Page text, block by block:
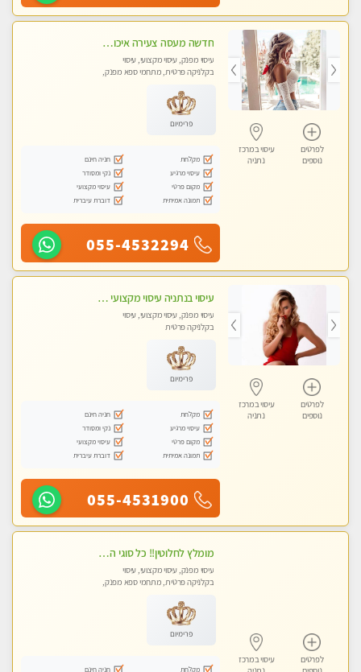
לפרטים
נוספים
עיסוי במרכז
נתניה
חדשה מעסה צעירה איכותית וקלאסית מזמינה אותך לעיסוי נעים מפנק ומרגיע . . . highly recommended..new in the city
עיסוי מפנק, עיסוי מקצועי, עיסוי
בקלניקה פרטית, מתחמי ספא מפנק,
פרימיום
מקלחת
חניה חינם
עיסוי מרגיע
נקי ומסודר
מקום פרטי
עיסוי מקצועי
תמונה אמיתית
דוברת עיברית
055-4532294
לפרטים
נוספים
עיסוי במרכז
נתניה
עיסוי בנתניה עיסוי מקצועי ומפנק. ללא מין
עיסוי מפנק, עיסוי מקצועי, עיסוי
בקלניקה פרטית
פרימיום
מקלחת
חניה חינם
עיסוי מרגיע
נקי ומסודר
מקום פרטי
עיסוי מקצועי
תמונה אמיתית
דוברת עיברית
055-4531900
לפרטים
עיסוי במרכז
מומלץ לחלוטין!! כל סוגי העיסויים מעסה מקצועית ואיכותית פרטי!!!
עיסוי מפנק, עיסוי מקצועי, עיסוי
בקלניקה פרטית, מתחמי ספא מפנק,
פרימיום
מקלחת חניה חינם